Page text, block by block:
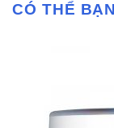
CÓ THỂ